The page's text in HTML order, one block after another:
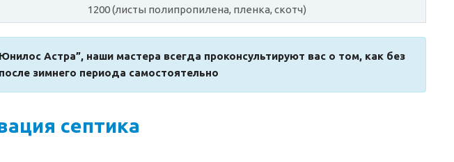
1200 (листы полипропилена, пленка, скотч)
Астра”, наши мастера всегда проконсультируют вас о том, как без
зимнего периода самостоятельно
септика